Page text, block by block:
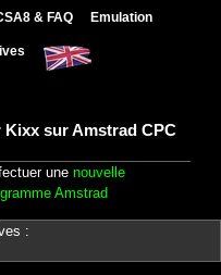
& FAQ Emulation
Kixx sur Amstrad CPC
une nouvelle
Amstrad
: